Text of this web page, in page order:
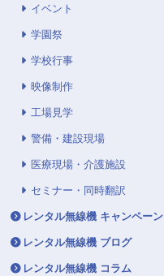
イベント
学園祭
学校行事
映像制作
工場見学
警備・建設現場
医療現場・介護施設
セミナー・同時翻訳
レンタル無線機 キャンペーン
レンタル無線機 ブログ
レンタル無線機 コラム